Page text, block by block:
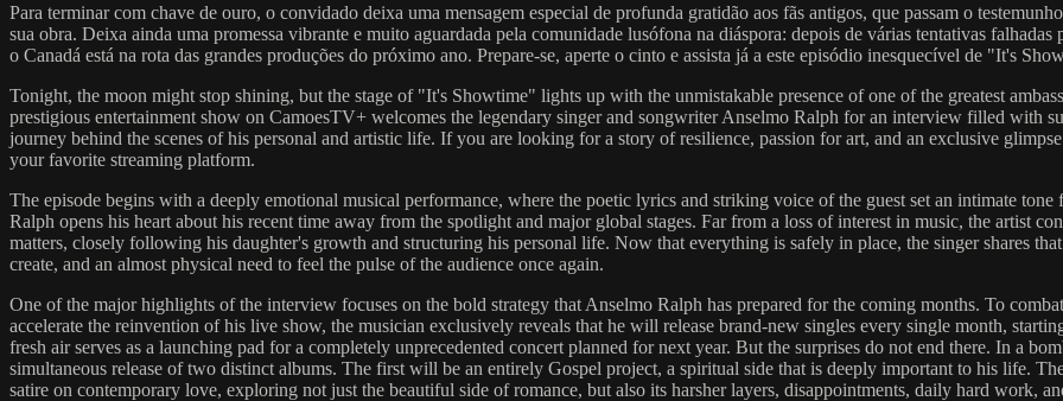
Para terminar com chave de ouro, o convidado deixa uma mensagem especial de profunda gratidão aos fãs antigos, que passam o
sua obra. Deixa ainda uma promessa vibrante e muito aguardada pela comunidade lusófona na diáspora: depois de várias tentativas
o Canadá está na rota das grandes produções do próximo ano. Prepare-se, aperte o cinto e assista já a este episódio inesquecível de "It's
Tonight, the moon might stop shining, but the stage of "It's Showtime" lights up with the unmistakable presence of one of the greatest
prestigious entertainment show on CamoesTV+ welcomes the legendary singer and songwriter Anselmo Ralph for an interview filled with
journey behind the scenes of his personal and artistic life. If you are looking for a story of resilience, passion for art, and an exclusive
your favorite streaming platform.
The episode begins with a deeply emotional musical performance, where the poetic lyrics and striking voice of the guest set an intimate
Ralph opens his heart about his recent time away from the spotlight and major global stages. Far from a loss of interest in music, the artist
matters, closely following his daughter's growth and structuring his personal life. Now that everything is safely in place, the singer shares
create, and an almost physical need to feel the pulse of the audience once again.
One of the major highlights of the interview focuses on the bold strategy that Anselmo Ralph has prepared for the coming months. To
accelerate the reinvention of his live show, the musician exclusively reveals that he will release brand-new singles every single month,
fresh air serves as a launching pad for a completely unprecedented concert planned for next year. But the surprises do not end there. In a
simultaneous release of two distinct albums. The first will be an entirely Gospel project, a spiritual side that is deeply important to his life.
satire on contemporary love, exploring not just the beautiful side of romance, but also its harsher layers, disappointments, daily hard work,